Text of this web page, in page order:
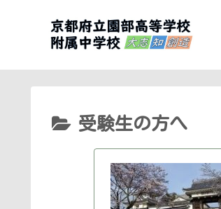
受験生の方へ